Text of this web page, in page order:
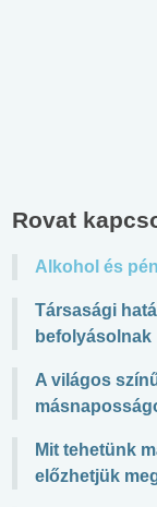
Rovat
Alkohol és
Társasági
befolyásolnak
A világos
Mit tehetünk
előzhetjük